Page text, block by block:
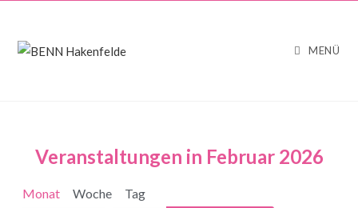
MENÜ
Veranstaltungen in Februar 2026
Monat Woche Tag